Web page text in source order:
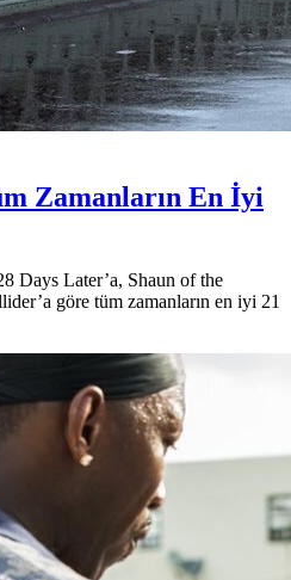
Zamanların En İyi
Days Later’a, Shaun of the
göre tüm zamanların en iyi 21